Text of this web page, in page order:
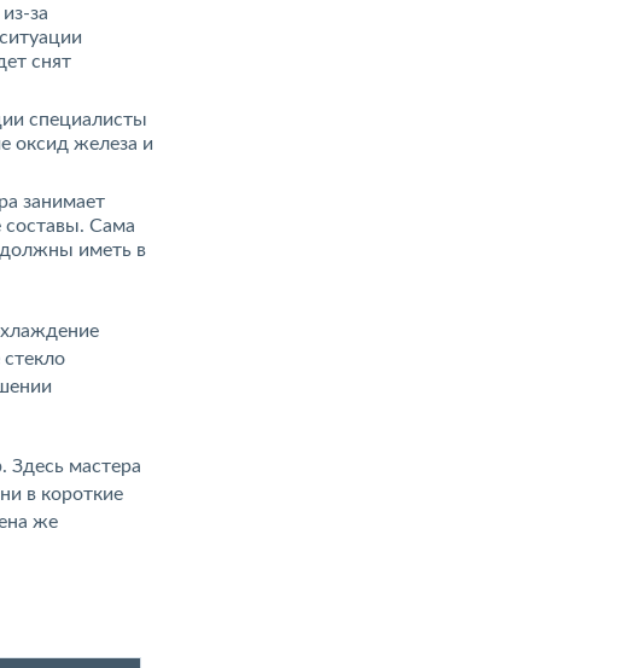
за
снят
специалисты
оксид железа и
занимает
составы. Сама
должны иметь в
Здесь мастера
в короткие
же